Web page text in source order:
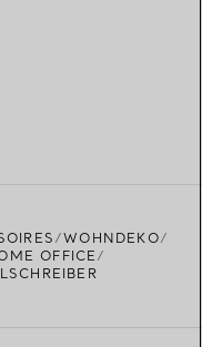
WOHNDEKO
OFFICE